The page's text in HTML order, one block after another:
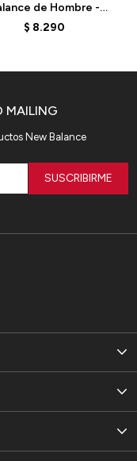
de Hombre -
V5 - MMORCD5 -
$ 8.290
MAILING
New Balance
SUSCRIBIRME